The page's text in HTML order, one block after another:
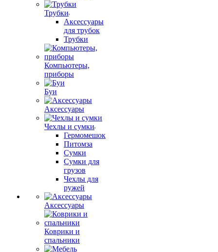
Трубки
Аксессуары
для трубок
Трубки
Компьютеры,
приборы
Буи
Аксессуары
Чехлы и сумки
Гермомешок
Питомза
Сумки
Сумки для
грузов
Чехлы для
ружей
Аксессуары
Коврики и
спальники